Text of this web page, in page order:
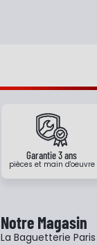
Garantie 3 ans
pièces et main d'oeuvre
Notre Magasin
La Baguetterie Paris